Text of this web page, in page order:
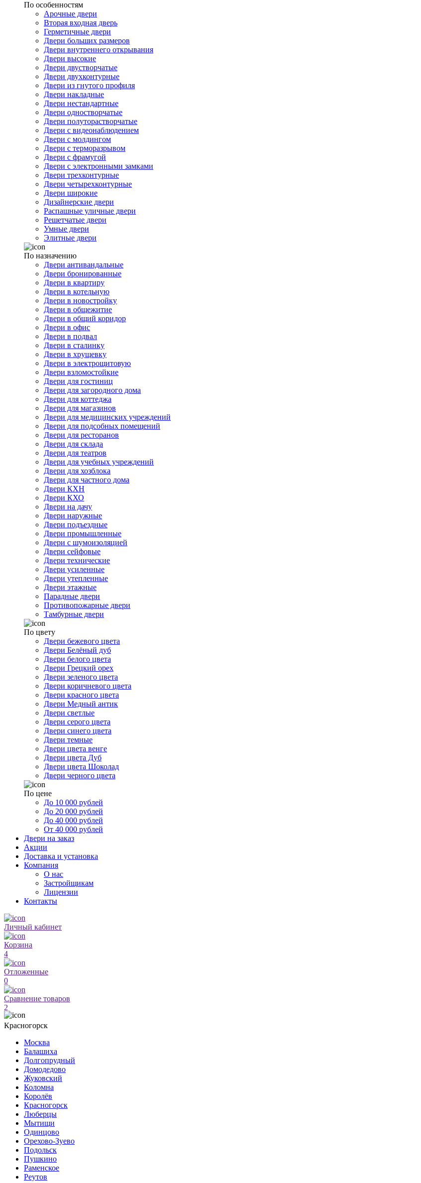
По особенностям
Арочные двери
Вторая входная дверь
Герметичные двери
Двери больших размеров
Двери внутреннего открывания
Двери высокие
Двери двустворчатые
Двери двухконтурные
Двери из гнутого профиля
Двери накладные
Двери нестандартные
Двери одностворчатые
Двери полуторастворчатые
Двери с видеонаблюдением
Двери с молдингом
Двери с терморазрывом
Двери с фрамугой
Двери с электронными замками
Двери трехконтурные
Двери четырехконтурные
Двери широкие
Дизайнерские двери
Распашные уличные двери
Решетчатые двери
Умные двери
Элитные двери
По назначению
Двери антивандальные
Двери бронированные
Двери в квартиру
Двери в котельную
Двери в новостройку
Двери в общежитие
Двери в общий коридор
Двери в офис
Двери в подвал
Двери в сталинку
Двери в хрущевку
Двери в электрощитовую
Двери взломостойкие
Двери для гостиниц
Двери для загородного дома
Двери для коттеджа
Двери для магазинов
Двери для медицинских учреждений
Двери для подсобных помещений
Двери для ресторанов
Двери для склада
Двери для театров
Двери для учебных учреждений
Двери для хозблока
Двери для частного дома
Двери КХН
Двери КХО
Двери на дачу
Двери наружные
Двери подъездные
Двери промышленные
Двери с шумоизоляцией
Двери сейфовые
Двери технические
Двери усиленные
Двери утепленные
Двери этажные
Парадные двери
Противопожарные двери
Тамбурные двери
По цвету
Двери бежевого цвета
Двери Белёный дуб
Двери белого цвета
Двери Грецкий орех
Двери зеленого цвета
Двери коричневого цвета
Двери красного цвета
Двери Медный антик
Двери светлые
Двери серого цвета
Двери синего цвета
Двери темные
Двери цвета венге
Двери цвета Дуб
Двери цвета Шоколад
Двери черного цвета
По цене
До 10 000 рублей
До 20 000 рублей
До 40 000 рублей
От 40 000 рублей
Двери на заказ
Акции
Доставка и установка
Компания
О нас
Застройщикам
Лицензии
Контакты
Личный кабинет
Корзина
4
Отложенные
0
Сравнение товаров
2
Красногорск
Москва
Балашиха
Долгопрудный
Домодедово
Жуковский
Коломна
Королёв
Красногорск
Люберцы
Мытищи
Одинцово
Орехово-Зуево
Подольск
Пушкино
Раменское
Реутов